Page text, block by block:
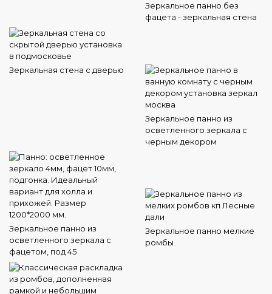
Зеркальное панно без
фацета - зеркальная стена
Зеркальная стена с дверью
Зеркальное панно из
осветленного зеркала с
черным декором
Зеркальное панно из
осветленного зеркала с
фацетом, под 45
Зеркальное панно мелкие
ромбы